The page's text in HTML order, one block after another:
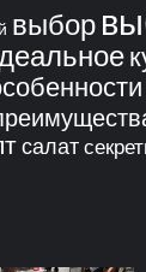
выбор
салат